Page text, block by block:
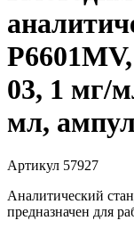
03, 1 мг/
мл,
Артикул 57927
Аналитический
предназначен для